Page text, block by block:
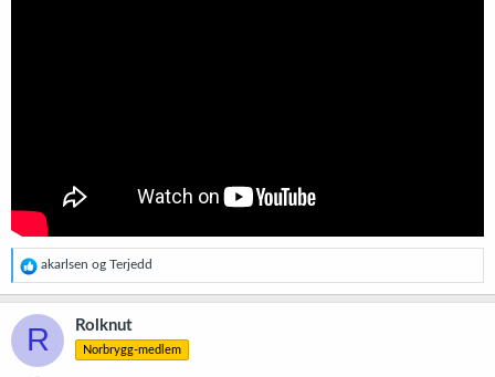
R
e
a
k
s
j
o
akarlsen og Terjedd
R Rolknut
Norbrygg-medlem